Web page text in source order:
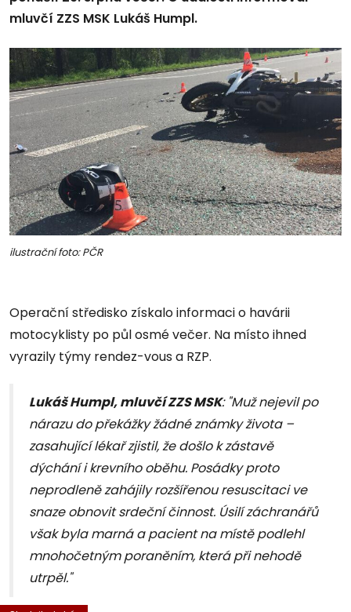
mluvčí ZZS MSK Lukáš Humpl.
ilustrační foto: PČR
Operační středisko získalo informaci o havárii
motocyklisty po půl osmé večer. Na místo ihned
vyrazily týmy rendez-vous a RZP.
Lukáš Humpl, mluvčí ZZS MSK: "Muž nejevil po
nárazu do překážky žádné známky života –
zasahující lékař zjistil, že došlo k zástavě
dýchání i krevního oběhu. Posádky proto
neprodleně zahájily rozšířenou resuscitaci ve
snaze obnovit srdeční činnost. Úsilí záchranářů
však byla marná a pacient na místě podlehl
mnohočetným poraněním, která při nehodě
utrpěl."